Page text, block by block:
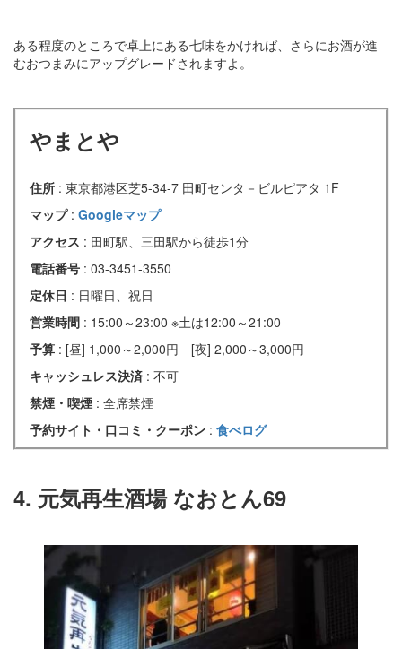
ある程度のところで卓上にある七味をかければ、さらにお酒が進
むおつまみにアップグレードされますよ。
やまとや
住所 : 東京都港区芝5-34-7 田町センタ－ビルピアタ 1F
マップ : Googleマップ
アクセス : 田町駅、三田駅から徒歩1分
電話番号 : 03-3451-3550
定休日 : 日曜日、祝日
営業時間 : 15:00～23:00 ※土は12:00～21:00
予算 : [昼] 1,000～2,000円 [夜] 2,000～3,000円
キャッシュレス決済 : 不可
禁煙・喫煙 : 全席禁煙
予約サイト・口コミ・クーポン : 食べログ
4. 元気再生酒場 なおとん69